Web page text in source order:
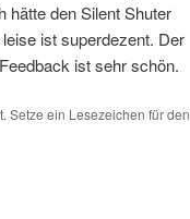
hätte den Silent Shuter
ist superdezent. Der
ist sehr schön.
Setze ein Lesezeichen für den